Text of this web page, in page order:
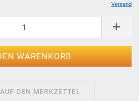
Versand
AUF DEN MERKZETTEL